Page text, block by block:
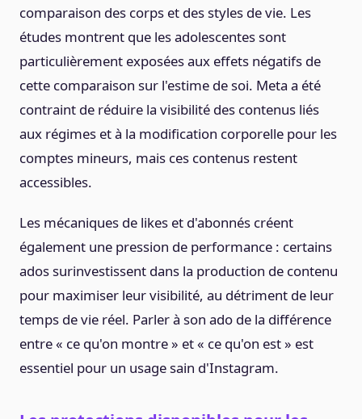
comparaison des corps et des styles de vie. Les
études montrent que les adolescentes sont
particulièrement exposées aux effets négatifs de
cette comparaison sur l'estime de soi. Meta a été
contraint de réduire la visibilité des contenus liés
aux régimes et à la modification corporelle pour les
comptes mineurs, mais ces contenus restent
accessibles.
Les mécaniques de likes et d'abonnés créent
également une pression de performance : certains
ados surinvestissent dans la production de contenu
pour maximiser leur visibilité, au détriment de leur
temps de vie réel. Parler à son ado de la différence
entre « ce qu'on montre » et « ce qu'on est » est
essentiel pour un usage sain d'Instagram.